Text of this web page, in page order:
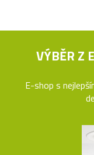
VÝBĚR Z
E-shop s